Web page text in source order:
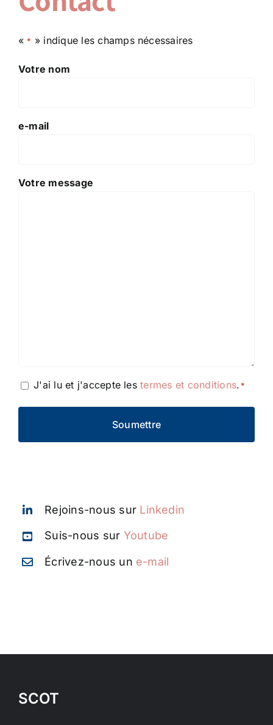
« * » indique les champs nécessaires
Votre nom
e-mail
Votre message
Einwilligung
J'ai lu et j'accepte lestermes et conditions. *
Rejoins-nous sur Linkedin
Suis-nous sur Youtube
Écrivez-nous un e-mail
SCOT